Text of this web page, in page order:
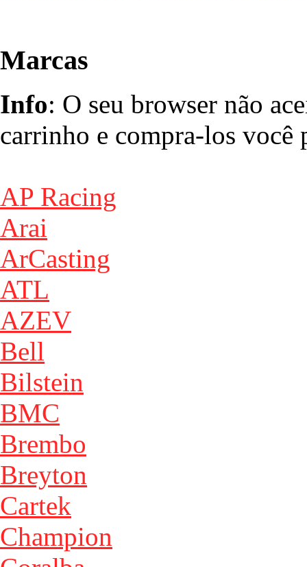
Marcas
Info: O seu browser não
carrinho e compra-los você
AP Racing
Arai
ArCasting
ATL
AZEV
Bell
Bilstein
BMC
Brembo
Breyton
Cartek
Champion